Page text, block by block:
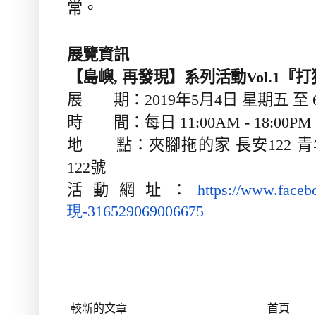
常。
展覽資訊
【島嶼, 再發現】系列活動Vol.1
『
展 期： 2019年5月 4 日 星期五 至
時 間：每日 11:00AM -
地 點：夾腳拖的家 長安122
122號
活動網址： https://
現-316529069006675
較新的文章 首頁